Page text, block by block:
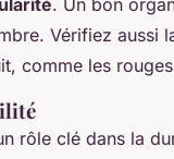
. Un bon
Vérifiez aussi
comme les
rôle clé dans la